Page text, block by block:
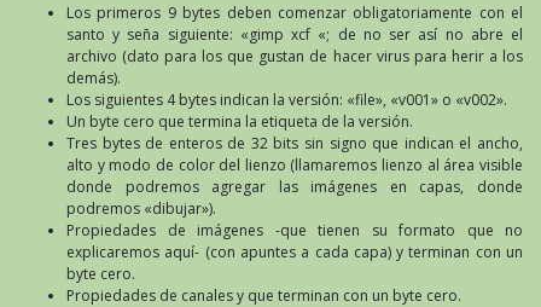
Los primeros 9 bytes deben comenzar obligatoriamente con el
santo y seña siguiente: «gimp xcf «; de no ser así no abre el
archivo (dato para los que gustan de hacer virus para herir a los
demás).
Los siguientes 4 bytes indican la versión: «file», «v001» o «v002».
Un byte cero que termina la etiqueta de la versión.
Tres bytes de enteros de 32 bits sin signo que indican el ancho,
alto y modo de color del lienzo (llamaremos lienzo al área visible
donde podremos agregar las imágenes en capas, donde
podremos «dibujar»).
Propiedades de imágenes -que tienen su formato que no
explicaremos aquí- (con apuntes a cada capa) y terminan con un
byte cero.
Propiedades de canales y que terminan con un byte cero.